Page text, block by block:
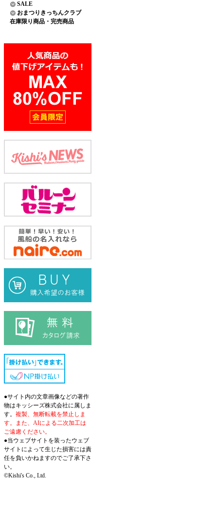
SALE
おまつりきっちんクラブ
在庫限り商品・完売商品
●サイト内の文章画像などの著作
物はキッシーズ株式会社に属しま
す。 複製、無断転載を禁止しま
す。また、AIによる二次加工は
ご遠慮ください。
●当ウェブサイトを装ったウェブ
サイトによって生じた損害には責
任を負いかねますのでご了承下さ
い。
©Kishi's Co., Ltd.